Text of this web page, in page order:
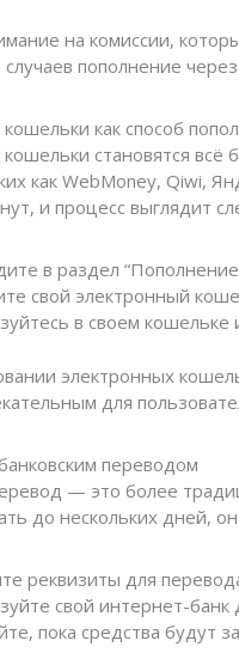
на комиссии,
пополнение
как способ
становятся всё
как WebMoney, Qiwi,
и процесс выглядит
в раздел “Пополнение
свой электронный
в своем
электронных
для
переводом
— это более
до нескольких дней,
реквизиты для
свой интернет-
пока средства будут